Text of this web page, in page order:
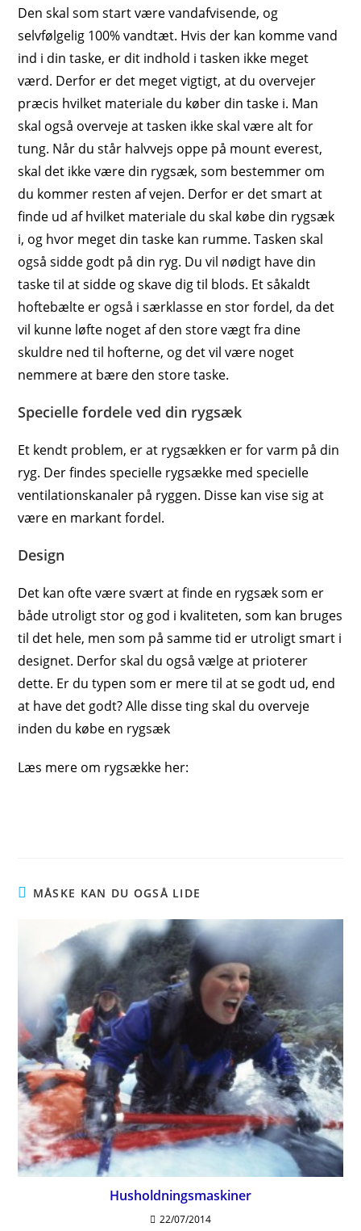
Den skal som start være vandafvisende, og
selvfølgelig 100% vandtæt. Hvis der kan komme vand
ind i din taske, er dit indhold i tasken ikke meget
værd. Derfor er det meget vigtigt, at du overvejer
præcis hvilket materiale du køber din taske i. Man
skal også overveje at tasken ikke skal være alt for
tung. Når du står halvvejs oppe på mount everest,
skal det ikke være din rygsæk, som bestemmer om
du kommer resten af vejen. Derfor er det smart at
finde ud af hvilket materiale du skal købe din rygsæk
i, og hvor meget din taske kan rumme. Tasken skal
også sidde godt på din ryg. Du vil nødigt have din
taske til at sidde og skave dig til blods. Et såkaldt
hoftebælte er også i særklasse en stor fordel, da det
vil kunne løfte noget af den store vægt fra dine
skuldre ned til hofterne, og det vil være noget
nemmere at bære den store taske.
Specielle fordele ved din rygsæk
Et kendt problem, er at rygsækken er for varm på din
ryg. Der findes specielle rygsække med specielle
ventilationskanaler på ryggen. Disse kan vise sig at
være en markant fordel.
Design
Det kan ofte være svært at finde en rygsæk som er
både utroligt stor og god i kvaliteten, som kan bruges
til det hele, men som på samme tid er utroligt smart i
designet. Derfor skal du også vælge at prioterer
dette. Er du typen som er mere til at se godt ud, end
at have det godt? Alle disse ting skal du overveje
inden du købe en rygsæk
Læs mere om rygsække her:
MÅSKE KAN DU OGSÅ LIDE
Husholdningsmaskiner
22/07/2014